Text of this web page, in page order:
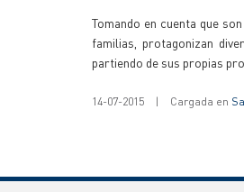
Tomando en cuenta que
familias, protagonizan
partiendo de sus propias
14-07-2015 | Cargada en